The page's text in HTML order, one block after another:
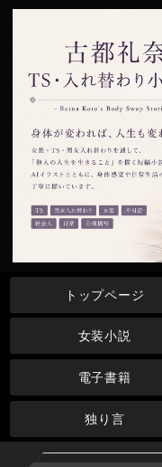
トップページ
女装小説
電子書籍
独り言